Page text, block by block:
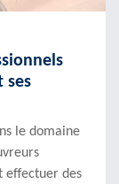
ses
le domaine
effectuer des